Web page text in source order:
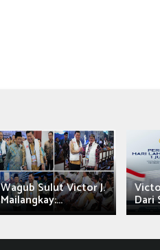
Wagub Sulut Victor J.
Mailangkay:... Dari